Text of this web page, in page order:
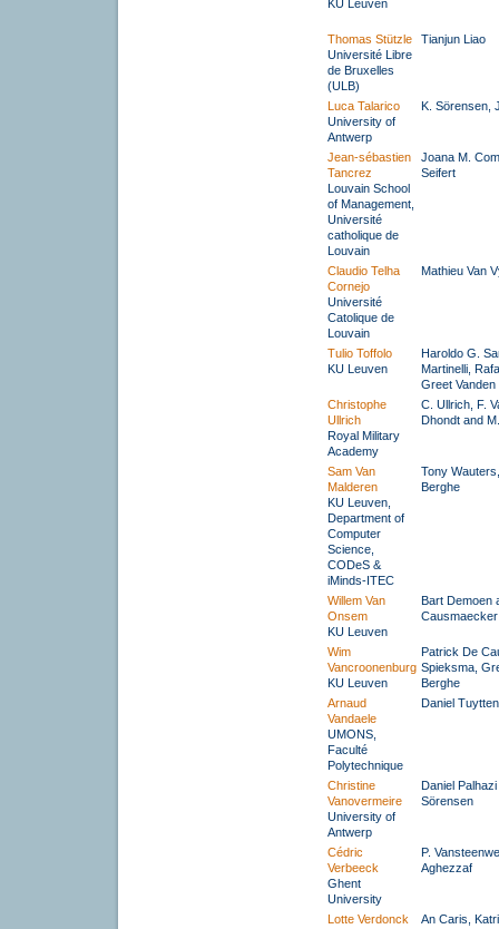
KU Leuven
Thomas Stützle
Université Libre
de Bruxelles
(ULB)
Tianjun Liao
Luca Talarico
University of
Antwerp
K. Sörensen,
Jean-sébastien
Tancrez
Louvain School
of Management,
Université
catholique de
Louvain
Joana M.
Seifert
Claudio Telha
Cornejo
Université
Catolique de
Louvain
Mathieu Van
Tulio Toffolo
KU Leuven
Haroldo G.
Martinelli,
Greet Vanden
Christophe
Ullrich
Royal Military
Academy
C. Ullrich, F.
Dhondt and
Sam Van
Malderen
KU Leuven,
Department of
Computer
Science,
CODeS &
iMinds-ITEC
Tony
Berghe
Willem Van
Onsem
KU Leuven
Bart Demoen
Causmaecker
Wim
Vancroonenburg
KU Leuven
Patrick De
Spieksma,
Berghe
Arnaud
Vandaele
UMONS,
Faculté
Polytechnique
Daniel
Christine
Vanovermeire
University of
Antwerp
Daniel
Sörensen
Cédric
Verbeeck
Ghent
University
P.
Aghezzaf
Lotte Verdonck
An Caris,